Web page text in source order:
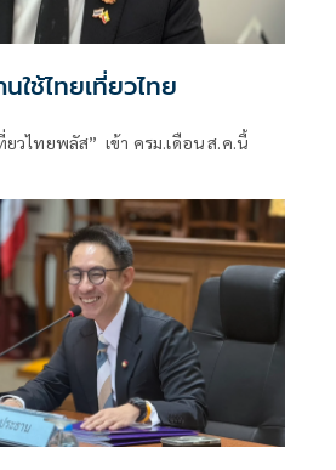
ใช้ไทยเที่ยวไทย
ยวไทยพลัส” เข้า ครม.เดือน ส.ค.นี้